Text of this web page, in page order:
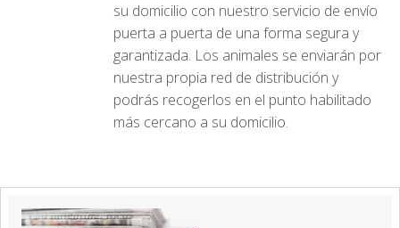
su domicilio con nuestro servicio de envío
puerta a puerta de una forma segura y
garantizada. Los animales se enviarán por
nuestra propia red de distribución y
podrás recogerlos en el punto habilitado
más cercano a su domicilio.